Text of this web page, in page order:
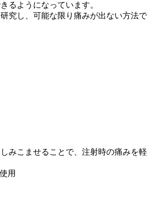
るようになっています。
究し、可能な限り痛みが出ない方法で
みこませることで、注射時の痛みを軽
用